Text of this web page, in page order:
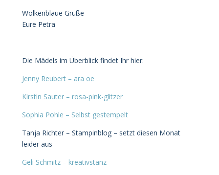
Wolkenblaue Grüße
Eure Petra
Die Mädels im Überblick findet Ihr hier:
Jenny Reubert – ara oe
Kirstin Sauter – rosa-pink-glitzer
Sophia Pohle – Selbst gestempelt
Tanja Richter – Stampinblog – setzt diesen Monat
leider aus
Geli Schmitz – kreativstanz